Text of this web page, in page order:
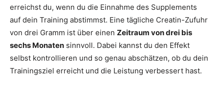
erreichst du, wenn du die Einnahme des Supplements
auf dein Training abstimmst. Eine tägliche Creatin-Zufuhr
von drei Gramm ist über einen Zeitraum von drei bis
sechs Monaten sinnvoll. Dabei kannst du den Effekt
selbst kontrollieren und so genau abschätzen, ob du dein
Trainingsziel erreicht und die Leistung verbessert hast.